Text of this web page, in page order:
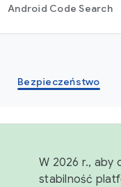
Android Code Search
Bezpieczeństwo
W 2026 r., aby
stabilność